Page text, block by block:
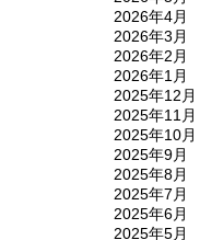
2026年4月
2026年3月
2026年2月
2026年1月
2025年12月
2025年11月
2025年10月
2025年9月
2025年8月
2025年7月
2025年6月
2025年5月